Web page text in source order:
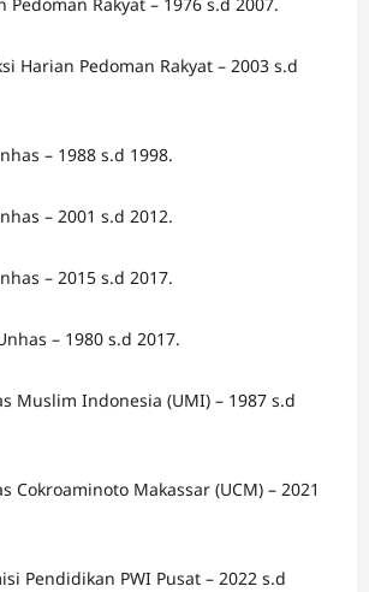
Harian Pedoman Rakyat – 2003 s.d
– 1988 s.d 1998.
– 2001 s.d 2012.
– 2015 s.d 2017.
– 1980 s.d 2017.
Muslim Indonesia (UMI) – 1987 s.d
Cokroaminoto Makassar (UCM) – 2021
Pendidikan PWI Pusat – 2022 s.d